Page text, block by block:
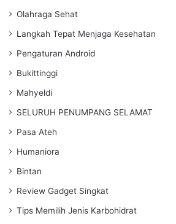
Olahraga Sehat
Langkah Tepat Menjaga Kesehatan
Pengaturan Android
Bukittinggi
Mahyeldi
SELURUH PENUMPANG SELAMAT
Pasa Ateh
Humaniora
Bintan
Review Gadget Singkat
Tips Memilih Jenis Karbohidrat